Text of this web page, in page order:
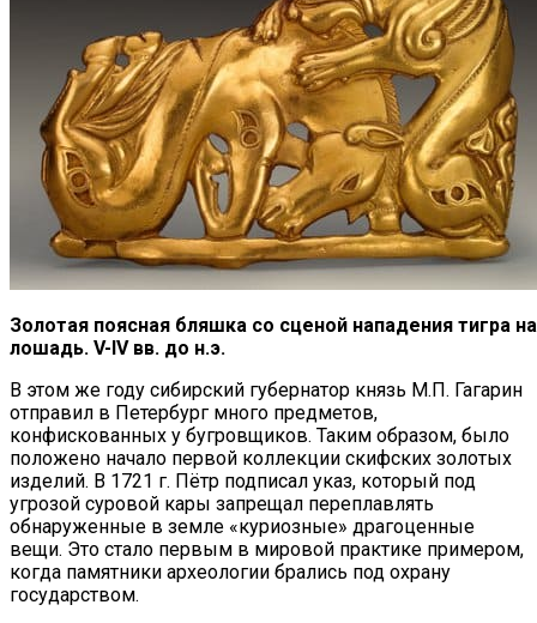
Золотая поясная бляшка со сценой нападения тигра на
лошадь. V-IV вв. до н.э.
В этом же году сибирский губернатор князь М.П. Гагарин
отправил в Петербург много предметов,
конфискованных у бугровщиков. Таким образом, было
положено начало первой коллекции скифских золотых
изделий. В 1721 г. Пётр подписал указ, который под
угрозой суровой кары запрещал переплавлять
обнаруженные в земле «куриозные» драгоценные
вещи. Это стало первым в мировой практике примером,
когда памятники археологии брались под охрану
государством.